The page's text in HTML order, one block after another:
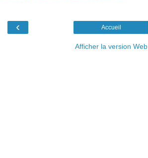
‹ Accueil
Afficher la version Web